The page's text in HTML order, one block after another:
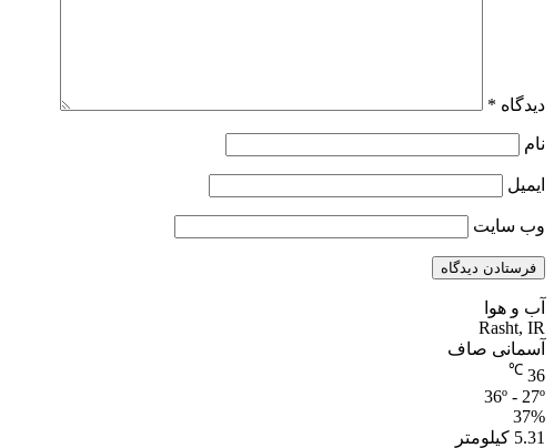
دیدگاه *
نام
ایمیل
وب‌ سایت
آب و هوا
Rasht, IR
آسمانی صاف
36
℃
36º - 27º
37%
5.31 کیلومتر